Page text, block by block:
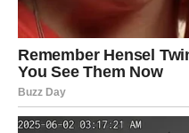
inspirišu i da ostave trag –
Finansijski, dolazi
odjednom, ali ćete jasno
pravcu.